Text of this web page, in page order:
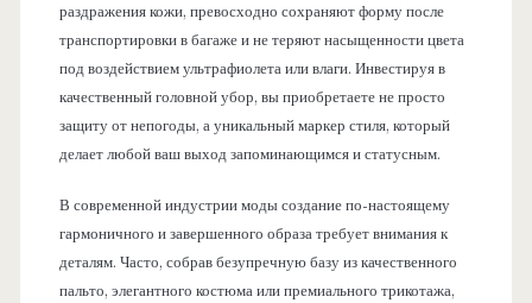
раздражения кожи, превосходно сохраняют форму после
транспортировки в багаже и не теряют насыщенности цвета
под воздействием ультрафиолета или влаги. Инвестируя в
качественный головной убор, вы приобретаете не просто
защиту от непогоды, а уникальный маркер стиля, который
делает любой ваш выход запоминающимся и статусным.
В современной индустрии моды создание по-настоящему
гармоничного и завершенного образа требует внимания к
деталям. Часто, собрав безупречную базу из качественного
пальто, элегантного костюма или премиального трикотажа,